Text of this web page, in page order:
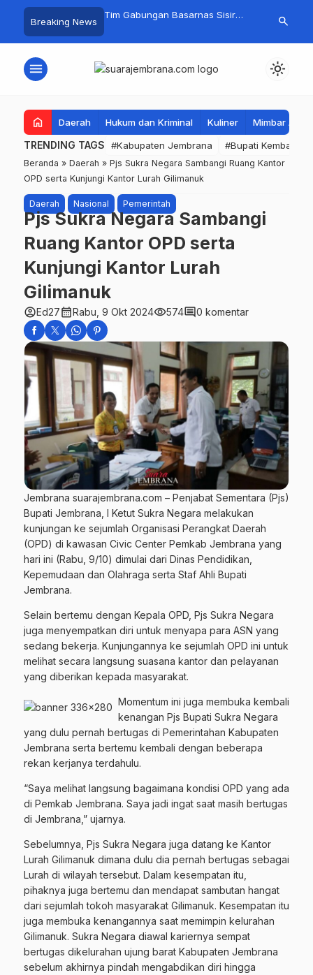
Breaking News
di Manistutu,
untuk
Warga
Tim Gabungan Basarnas Sisir
Perairan Pantai Pengambengan
Crosser
Motocross
search
menu light_mode
home Daerah Hukum dan Kriminal Kuliner Mimbar
TRENDING TAGS #Kabupaten Jembrana #Bupati Kembang
Beranda » Daerah » Pjs Sukra Negara Sambangi Ruang Kantor
OPD serta Kunjungi Kantor Lurah Gilimanuk
Daerah Nasional Pemerintah
Pjs Sukra Negara Sambangi
Ruang Kantor OPD serta
Kunjungi Kantor Lurah
Gilimanuk
account_circleEd27calendar_monthRabu, 9 Okt 2024visibility574comment0 komentar
Jembrana suarajembrana.com – Penjabat Sementara (Pjs)
Bupati Jembrana, I Ketut Sukra Negara melakukan
kunjungan ke sejumlah Organisasi Perangkat Daerah
(OPD) di kawasan Civic Center Pemkab Jembrana yang
hari ini (Rabu, 9/10) dimulai dari Dinas Pendidikan,
Kepemudaan dan Olahraga serta Staf Ahli Bupati
Jembrana.
Selain bertemu dengan Kepala OPD, Pjs Sukra Negara
juga menyempatkan diri untuk menyapa para ASN yang
sedang bekerja. Kunjungannya ke sejumlah OPD ini untuk
melihat secara langsung suasana kantor dan pelayanan
yang diberikan kepada masyarakat.
Momentum ini juga membuka kembali
kenangan Pjs Bupati Sukra Negara
yang dulu pernah bertugas di Pemerintahan Kabupaten
Jembrana serta bertemu kembali dengan beberapa
rekan kerjanya terdahulu.
“Saya melihat langsung bagaimana kondisi OPD yang ada
di Pemkab Jembrana. Saya jadi ingat saat masih bertugas
di Jembrana,” ujarnya.
Sebelumnya, Pjs Sukra Negara juga datang ke Kantor
Lurah Gilimanuk dimana dulu dia pernah bertugas sebagai
Lurah di wilayah tersebut. Dalam kesempatan itu,
pihaknya juga bertemu dan mendapat sambutan hangat
dari sejumlah tokoh masyarakat Gilimanuk. Kesempatan itu
juga membuka kenangannya saat memimpin kelurahan
Gilimanuk. Sukra Negara diawal kariernya sempat
bertugas dikelurahan ujung barat Kabupaten Jembrana
sebelum akhirnya pindah mengabdikan diri hingga